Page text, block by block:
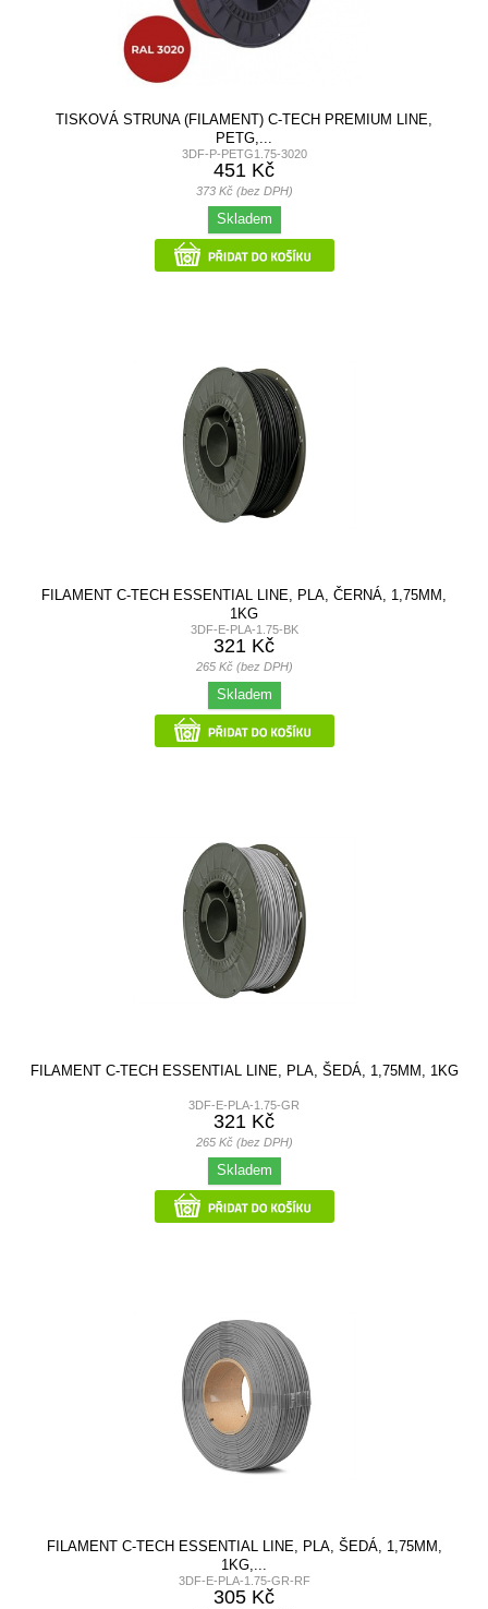
TISKOVÁ STRUNA (FILAMENT) C-TECH PREMIUM LINE,
PETG,...
3DF-P-PETG1.75-3020
451 Kč
373 Kč (bez DPH)
Skladem
FILAMENT C-TECH ESSENTIAL LINE, PLA, ČERNÁ, 1,75MM,
1KG
3DF-E-PLA-1.75-BK
321 Kč
265 Kč (bez DPH)
Skladem
FILAMENT C-TECH ESSENTIAL LINE, PLA, ŠEDÁ, 1,75MM, 1KG
3DF-E-PLA-1.75-GR
321 Kč
265 Kč (bez DPH)
Skladem
FILAMENT C-TECH ESSENTIAL LINE, PLA, ŠEDÁ, 1,75MM,
1KG,...
3DF-E-PLA-1.75-GR-RF
305 Kč